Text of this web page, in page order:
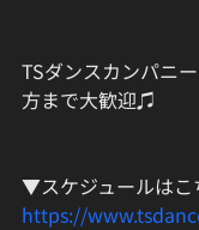
TSダンスカンパニ
方まで大歓迎♫
▼スケジュールはこ
https://